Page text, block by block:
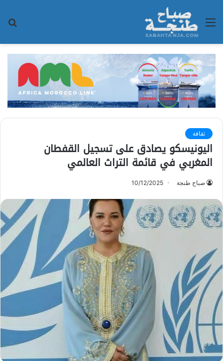
القائمة
ثقافة
اليونيسكو يصادق على تسجيل القفطان
المغربي في قائمة التراث العالمي
صباح طنجة 10/12/2025